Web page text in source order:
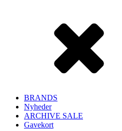
BRANDS
Nyheder
ARCHIVE SALE
Gavekort